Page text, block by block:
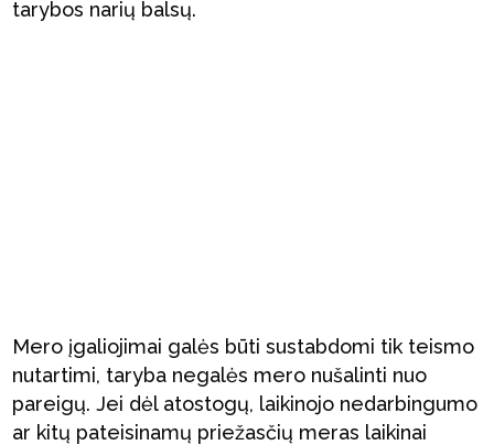
tarybos narių balsų.
Mero įgaliojimai galės būti sustabdomi tik teismo
nutartimi, taryba negalės mero nušalinti nuo
pareigų. Jei dėl atostogų, laikinojo nedarbingumo
ar kitų pateisinamų priežasčių meras laikinai